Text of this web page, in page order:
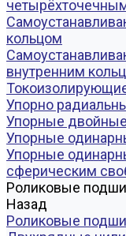
кольцом
внутренним
Упорно
Упорные
Упорные
Упорные
сферическим
Роликовые
Назад
Роликовые